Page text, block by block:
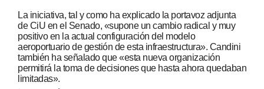
La iniciativa, tal y como ha explicado la portavoz adjunta
de CiU en el Senado, «supone un cambio radical y muy
positivo en la actual configuración del modelo
aeroportuario de gestión de esta infraestructura». Candini
también ha señalado que «esta nueva organización
permitirá la toma de decisiones que hasta ahora quedaban
limitadas».